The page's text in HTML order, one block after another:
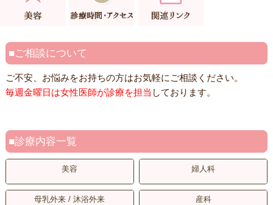
ご相談について
ご不安、お悩みをお持ちの方はお気軽にご相談ください。
毎週金曜日は女性医師が診療を担当 しております。
診療内容一覧
美容 婦人科
母乳外来 / 沐浴外来 産科